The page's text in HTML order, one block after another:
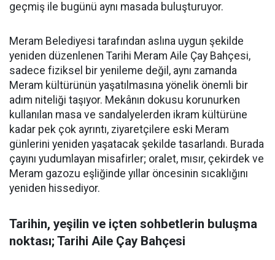
geçmiş ile bugünü aynı masada buluşturuyor.
Meram Belediyesi tarafından aslına uygun şekilde
yeniden düzenlenen Tarihi Meram Aile Çay Bahçesi,
sadece fiziksel bir yenileme değil, aynı zamanda
Meram kültürünün yaşatılmasına yönelik önemli bir
adım niteliği taşıyor. Mekânın dokusu korunurken
kullanılan masa ve sandalyelerden ikram kültürüne
kadar pek çok ayrıntı, ziyaretçilere eski Meram
günlerini yeniden yaşatacak şekilde tasarlandı. Burada
çayını yudumlayan misafirler; oralet, mısır, çekirdek ve
Meram gazozu eşliğinde yıllar öncesinin sıcaklığını
yeniden hissediyor.
Tarihin, yeşilin ve içten sohbetlerin buluşma
noktası; Tarihi Aile Çay Bahçesi